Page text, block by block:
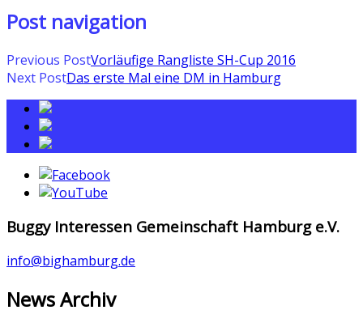
Post navigation
Previous PostVorläufige Rangliste SH-Cup 2016
Next PostDas erste Mal eine DM in Hamburg
Buggy Interessen Gemeinschaft Hamburg e.V.
info@bighamburg.de
News Archiv